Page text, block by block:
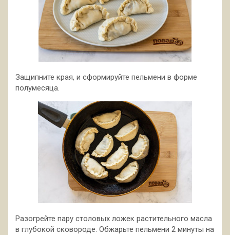
Защипните края, и сформируйте пельмени в форме
полумесяца.
Разогрейте пару столовых ложек растительного масла
в глубокой сковороде. Обжарьте пельмени 2 минуты на